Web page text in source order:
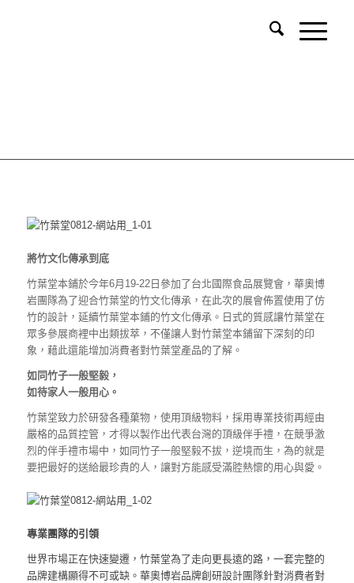
將竹文化傳承到底
竹葉堂本鋪於今年6月19-22日參加了台北國際食品展覽會，華奧博
岩團隊為了迎合竹葉堂的竹文化傳承，在此次的展會佈置使用了仿
竹的設計，延續竹葉堂本鋪的竹文化傳承。日式的質感讓竹葉堂在
眾多參展商裡中出類拔萃，不僅讓人對竹葉堂本鋪留下深刻的印
象，藉此還能增加消費者對竹葉堂產品的了解。
如同竹子一般堅毅，
如待家人一般用心。
竹葉堂致力於研發各種菓物，使用頂級物料，採用專業技術再經由
嚴格的品質控管，才得以製作出代表台灣的頂級伴手禮，在競爭激
烈的伴手禮市場中，如同竹子一般堅毅不拔，逆境而生，為的就是
要把最好的送給最珍貴的人，讓對方能感受滿腔熱懷的用心與愛。
專業團隊的引領
世界市場正在快速變遷，竹葉堂為了走向更長遠的路，一套完整的
品牌建構顯得不可或缺。華奧博岩品牌創研設計團隊針對消費者對